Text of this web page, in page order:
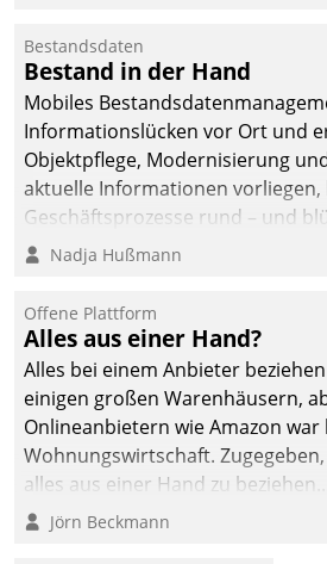
Bestandsdaten
Bestand in der Hand
Mobiles
Informationslücken vor Ort und
Objektpflege, Modernisierung
aktuelle Informationen vorliegen,
Geschäftsprozesse rund – und
Nadja Hußmann
Offene Plattform
Alles aus einer Hand?
Alles bei einem Anbieter
einigen großen Warenhäusern,
Onlineanbietern wie Amazon
Wohnungswirtschaft.
alles aus einer Hand zu beziehen...
Jörn Beckmann